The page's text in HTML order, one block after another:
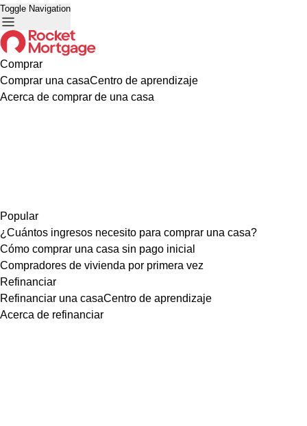
Toggle Navigation
Comprar
Comprar una casaCentro de aprendizaje
Acerca de comprar de una casa
Popular
¿Cuántos ingresos necesito para comprar una casa?
Cómo comprar una casa sin pago inicial
Compradores de vivienda por primera vez
Refinanciar
Refinanciar una casaCentro de aprendizaje
Acerca de refinanciar